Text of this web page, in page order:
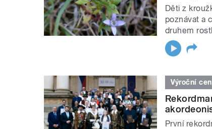
Děti z
poznávat a
druhem
Výroční
První